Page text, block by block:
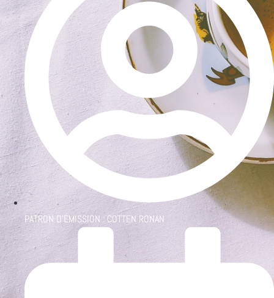
PATRON D'ÉMISSION :COTTEN RONAN